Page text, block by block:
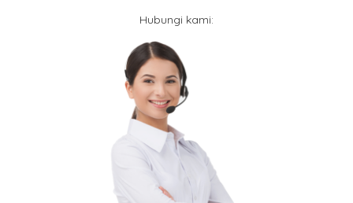
Hubungi kami: